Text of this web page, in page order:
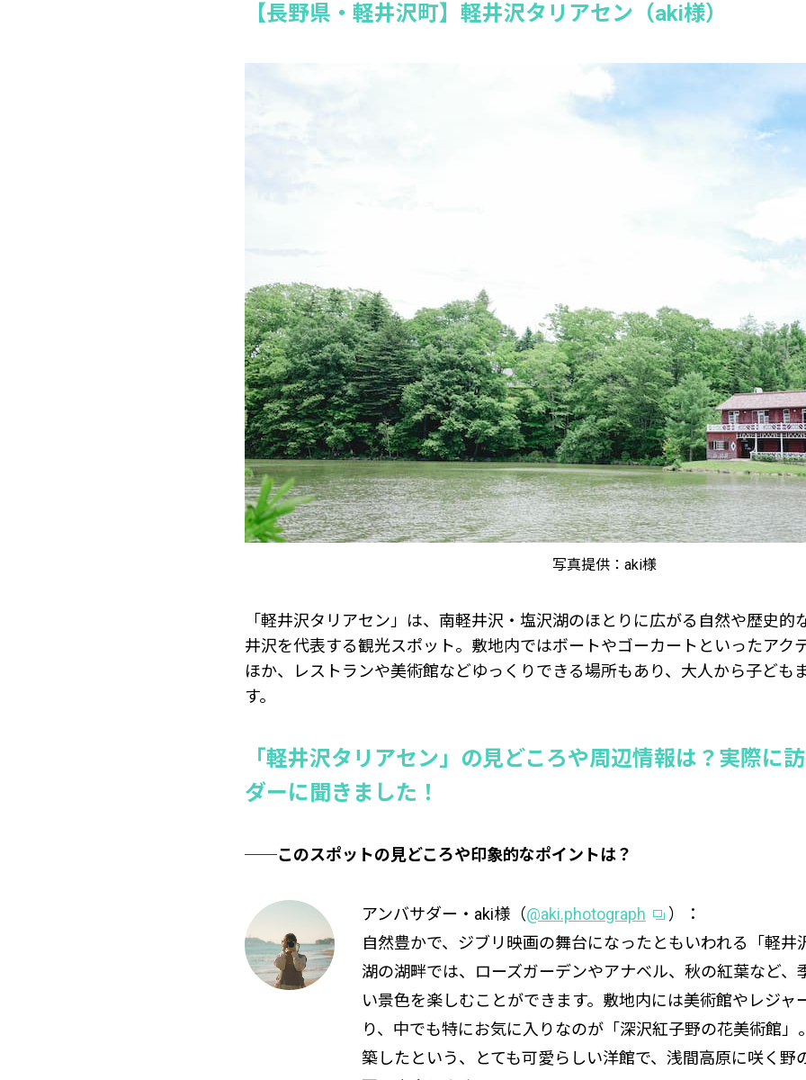
【長野県・軽井沢町】軽井沢タリアセン（aki様）
写真提供：aki様
「軽井沢タリアセン」は、南軽井沢・塩沢湖のほとりに広がる自然や歴史的
井沢を代表する観光スポット。敷地内ではボートやゴーカートといったアク
ほか、レストランや美術館などゆっくりできる場所もあり、大人から子ども
す。
「軽井沢タリアセン」の見どころや周辺情報は？実際に
ダーに聞きました！
──このスポットの見どころや印象的なポイントは？
アンバサダー・aki様（@aki.photograph
）：
自然豊かで、ジブリ映画の舞台になったともいわれる「軽井
湖の湖畔では、ローズガーデンやアナベル、秋の紅葉など、
い景色を楽しむことができます。敷地内には美術館やレジャ
り、中でも特にお気に入りなのが「深沢紅子野の花美術館」
築したという、とても可愛らしい洋館で、浅間高原に咲く野